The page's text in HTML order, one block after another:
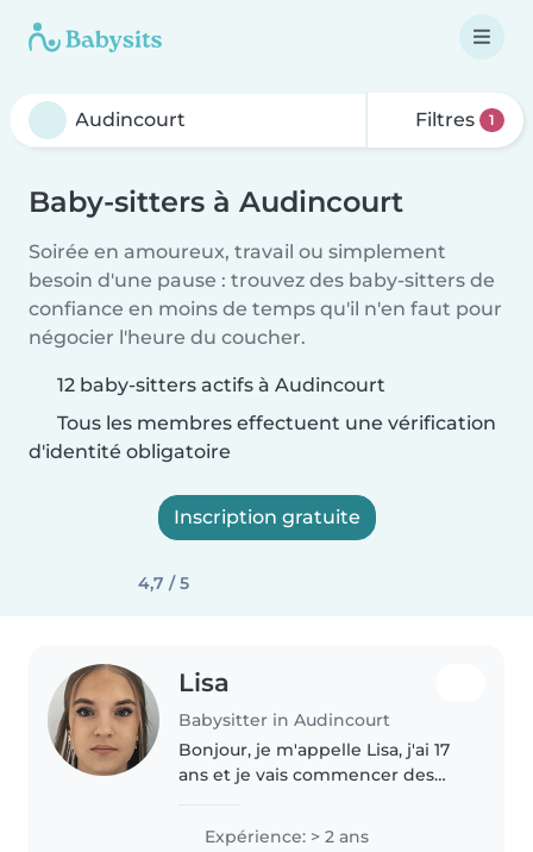
Filtres 1
Baby-sitters à Audincourt
Soirée en amoureux, travail ou simplement
besoin d'une pause : trouvez des baby-sitters de
confiance en moins de temps qu'il n'en faut pour
négocier l'heure du coucher.
12 baby-sitters actifs à Audincourt
Tous les membres effectuent une vérification
d'identité obligatoire
Inscription gratuite
4,7 / 5
Lisa
Babysitter in Audincourt
Bonjour, je m'appelle Lisa, j'ai 17
ans et je vais commencer des
Pendant ma scolarité j'ai pu
Expérience: > 2 ans